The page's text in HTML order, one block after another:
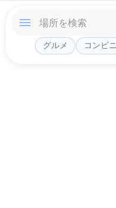
グルメ コンビニ